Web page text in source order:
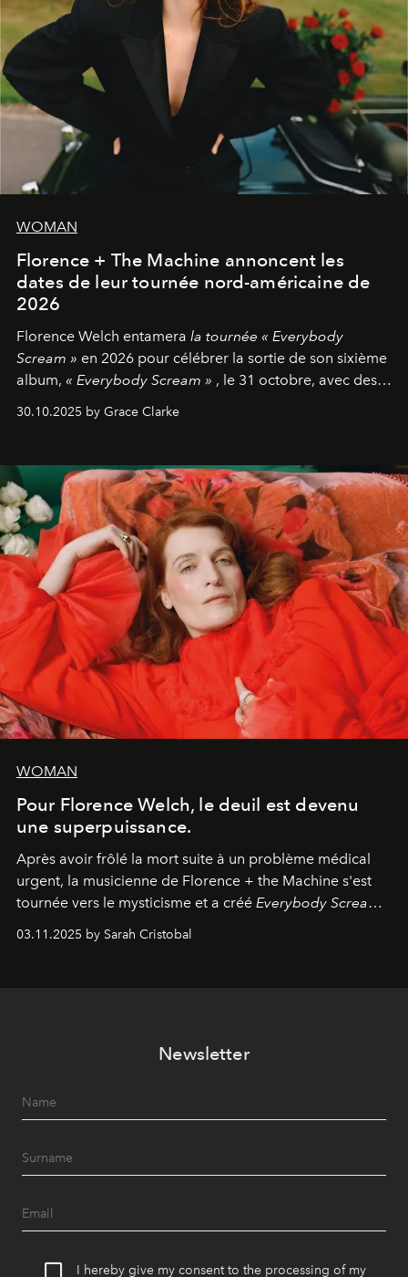
WOMAN
Florence + The Machine annoncent les
dates de leur tournée nord-américaine de
2026
Florence Welch entamera la tournée « Everybody
Scream » en 2026 pour célébrer la sortie de son sixième
album, « Everybody Scream » , le 31 octobre, avec des
dates nord-américaines débutant en avril prochain.
30.10.2025 by Grace Clarke
WOMAN
Pour Florence Welch, le deuil est devenu
une superpuissance.
Après avoir frôlé la mort suite à un problème médical
urgent, la musicienne de Florence + the Machine s'est
tournée vers le mysticisme et a créé Everybody Scream
l'un de ses albums les plus profonds à ce jour.
03.11.2025 by Sarah Cristobal
Newsletter
I hereby give my consent to the processing of my